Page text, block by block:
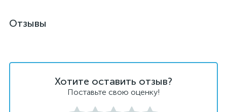
Отзывы
Хотите оставить отзыв?
Поставьте свою оценку!